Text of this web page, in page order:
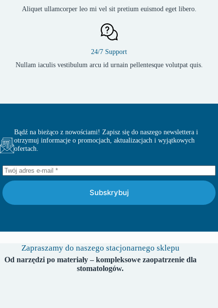
Aliquet ullamcorper leo mi vel sit pretium euismod eget libero.
24/7 Support
Nullam iaculis vestibulum arcu id urnain pellentesque volutpat quis.
Bądź na bieżąco z nowościami! Zapisz się do naszego newslettera i
otrzymuj informacje o promocjach, aktualizacjach i wyjątkowych
ofertach.
Subskrybuj
Zapraszamy do naszego stacjonarnego sklepu
Od narzędzi po materiały – kompleksowe zaopatrzenie dla
stomatologów.